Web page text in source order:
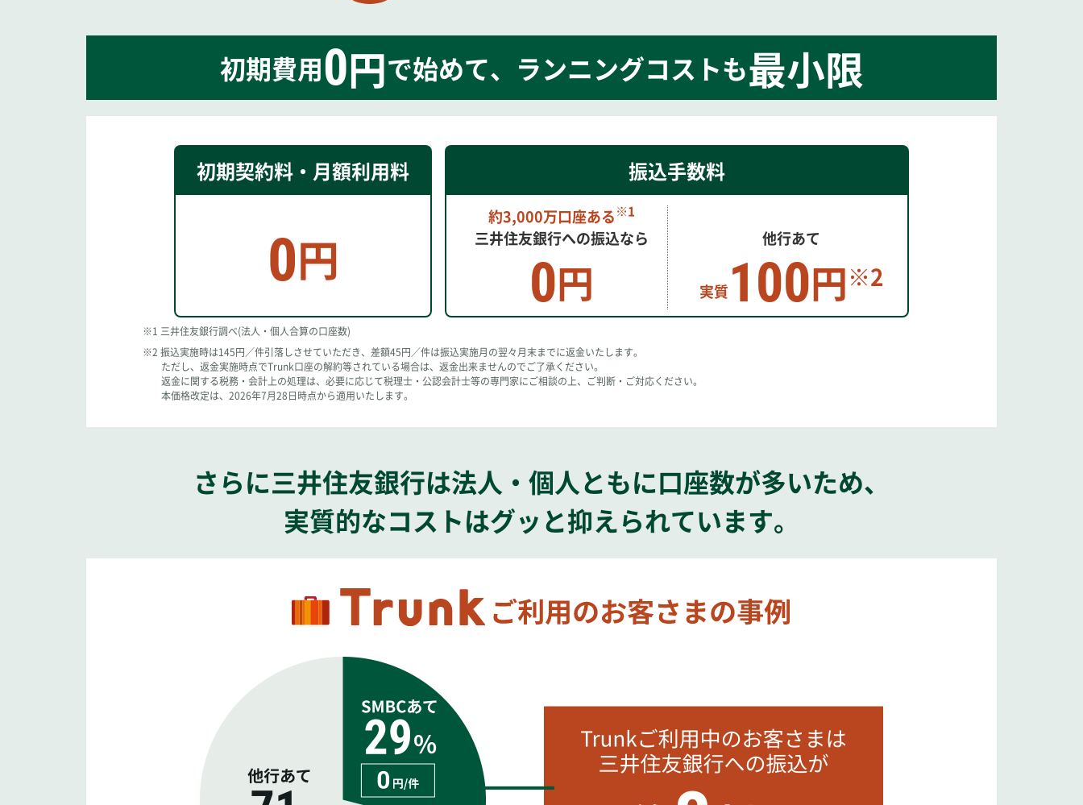
初期費用0円で始めて、 ランニングコストも最小限
初期契約料 ・ 月額利用料
0円
振込手数料
約3,000万口座ある※1
三井住友銀行への振込なら
0円
他行あて
実質 100円※2
※1 三井住友銀行調べ(法人・個人合算の口座数)
※2 振込実施時は145円／件引落しさせていただき、差額45円／件は振込実施月の翌々月末までに返金いたします。
ただし、返金実施時点でTrunk口座の解約等されている場合は、返金出来ませんのでご了承ください。
返金に関する税務・会計上の処理は、必要に応じて税理士・公認会計士等の専門家にご相談の上、ご判断・ご対応ください。
本価格改定は、2026年7月28日時点から適用いたします。
さらに三井住友銀行は法人・個人ともに口座数が多いため、
実質的なコストはグッと抑えられています。